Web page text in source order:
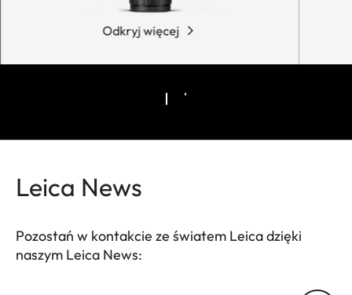
Odkryj więcej
Leica News
Pozostań w kontakcie ze światem Leica dzięki
naszym Leica News: